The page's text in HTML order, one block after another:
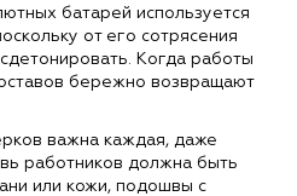
батарей используется
от его сотрясения
Когда работы
бережно возвращают
важна каждая, даже
работников должна быть
или кожи, подошвы с